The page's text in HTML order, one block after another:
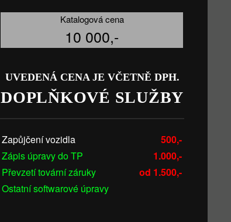
Katalogová cena
10 000,-
UVEDENÁ CENA JE VČETNĚ DPH.
DOPLŇKOVÉ SLUŽBY
Zapůjčení vozidla
500,-
Zápis úpravy do TP
1.000,-
Převzetí tovární záruky
od 1.500,-
Ostatní softwarové úpravy